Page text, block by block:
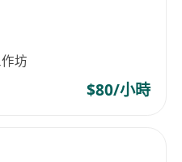
Excel and Chinese
坊
$80/小時